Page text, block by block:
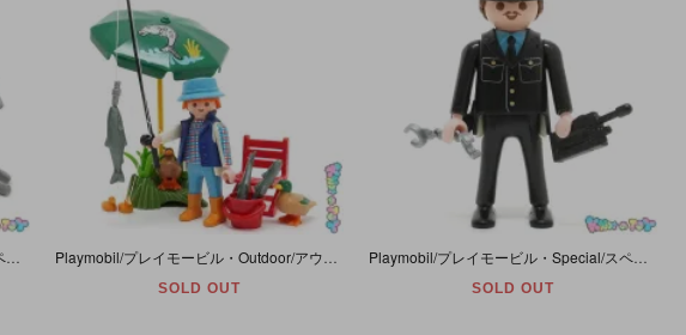
Playmobil/プレイモービル・Special/スペシャル・Country/カントリー 「Lumberjack/ランバージャック/木こり」 #4515
SOLD OUT
Playmobil/プレイモービル・Special/スペシャル・Police/ポリス 「Police Officer/ポリスオフィサー・警察官」 #4580
SOLD OUT